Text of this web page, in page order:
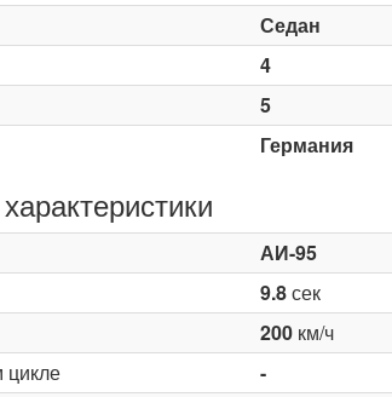
Седан
4
5
Германия
АИ-95
9.8сек
200км/ч
цикле
-